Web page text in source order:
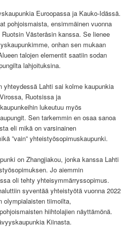
Euroopassa ja Kauko-Idässä.
pohjoismaista, ensimmäinen vuonna
Västeråsin kanssa. Se lienee
onhan sen mukaan
talojen elementit saatiin sodan
lahjoituksina.
yhteydessä Lahti sai kolme kaupunkia
Ruotsissa ja
lukeutuu myös
Sen tarkemmin en osaa sanoa
eli mikä on varsinainen
”vain” yhteistyösopimuskaupunki.
on Zhangjiakou, jonka kanssa Lahti
Jo aiemmin
oli tehty yhteisymmärryssopimus.
syventää yhteistyötä vuonna 2022
olympialaisten tiimoilta,
hiihtolajien näyttämönä.
Kiinasta.